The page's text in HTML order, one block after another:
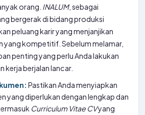
orang. INALUM, sebagai
bergerak di bidang produksi
peluang karir yang menjanjikan
yang kompetitif. Sebelum melamar,
penting yang perlu Anda lakukan
kerja berjalan lancar.
Pastikan Anda menyiapkan
yang diperlukan dengan lengkap dan
Curriculum Vitae CVyang